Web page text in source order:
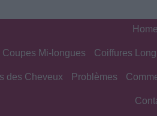
Home
Coupes Mi-longues Coiffures
des Cheveux Problèmes